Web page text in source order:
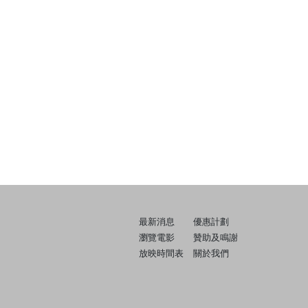
最新消息
瀏覽電影
放映時間表
優惠計劃
贊助及鳴謝
關於我們